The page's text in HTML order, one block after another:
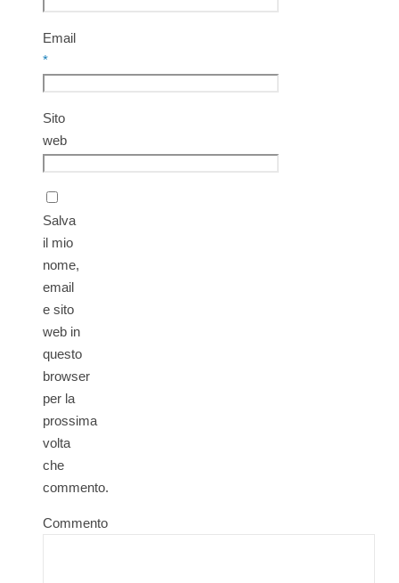
Email
*
Sito
web
Salva
il mio
nome,
email
e sito
web in
questo
browser
per la
prossima
volta
che
commento.
Commento